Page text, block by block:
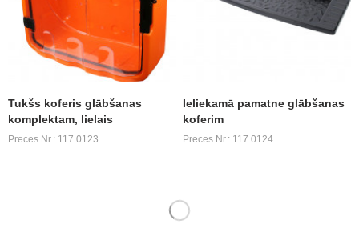
Tukšs koferis glābšanas
komplektam, lielais
Preces Nr.: 117.0123
Ieliekamā pamatne glābšanas
koferim
Preces Nr.: 117.0124